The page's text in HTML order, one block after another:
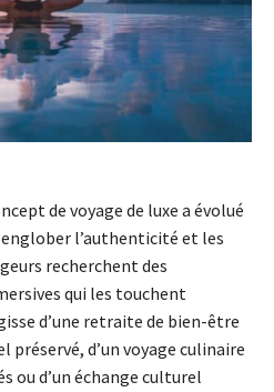
de voyage de luxe a évolué
l’authenticité et les
recherchent des
qui les touchent
d’une retraite de bien-être
préservé, d’un voyage culinaire
ou d’un échange culturel